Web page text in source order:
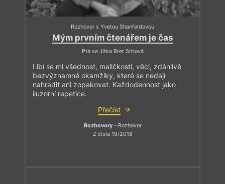
Rozhovor s Yvetou Shanfeldovou
Mým prvním čtenářem je čas
Ptá se Jitka Bret Srbová
Libí se mi všednost, maličkosti, věci, zdánlivě
bezvýznamné okamžiky, které se nedají
nahradit ani zopakovat. Každodennost jako
iluzorní repetice.
Přečíst
Rozhovory– Rozhovor
Z čísla 19/2018